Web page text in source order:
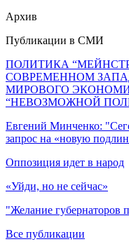
Архив
Публикации в СМИ
ПОЛИТИКА
СОВРЕМЕННОМ
МИРОВОГО
“НЕВОЗМОЖНОЙ
Евгений Минченко:
запрос на «новую
Оппозиция идет в народ
«Уйди, но не сейчас»
"Желание губернаторов
Все публикации